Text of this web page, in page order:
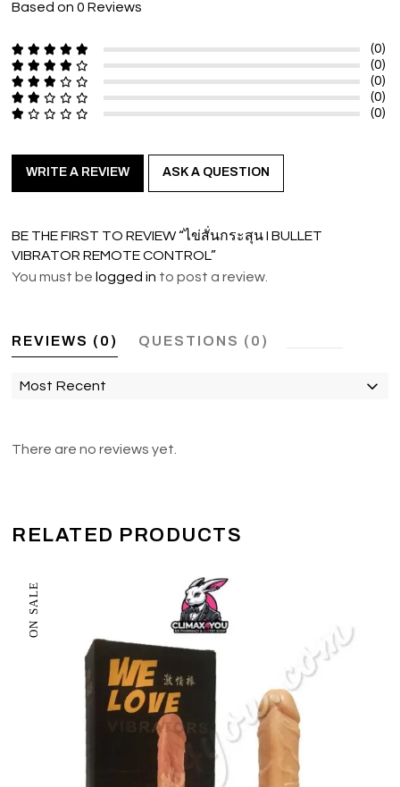
Based on 0 Reviews
(0)
(0)
(0)
(0)
(0)
WRITE A REVIEW ASK A QUESTION
BE THE FIRST TO REVIEW “ไข่สั่นกระสุน I BULLET
VIBRATOR REMOTE CONTROL”
You must be logged in to post a review.
REVIEWS (0) QUESTIONS (0)
Most Recent
There are no reviews yet.
RELATED PRODUCTS
ON SALE